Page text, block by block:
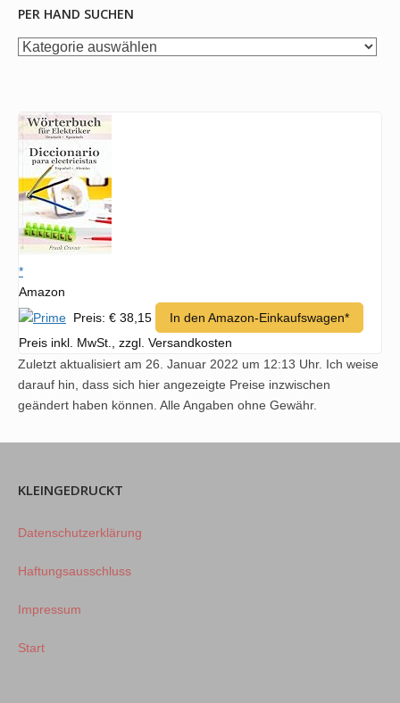
PER HAND SUCHEN
per
*
Amazon
Preis: € 38,15
In den Amazon-Einkaufswagen*
Preis inkl. MwSt., zzgl. Versandkosten
Zuletzt aktualisiert am 26. Januar 2022 um 12:13 Uhr. Ich weise
darauf hin, dass sich hier angezeigte Preise inzwischen
geändert haben können. Alle Angaben ohne Gewähr.
KLEINGEDRUCKT
Datenschutzerklärung
Haftungsausschluss
Impressum
Start